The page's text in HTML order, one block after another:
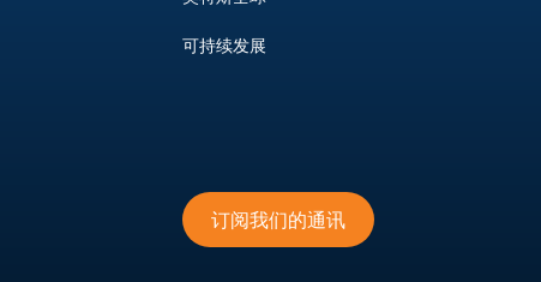
可持续发展
订阅我们的通讯